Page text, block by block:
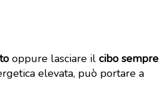
oppure lasciare il cibo sempre
elevata, può portare a